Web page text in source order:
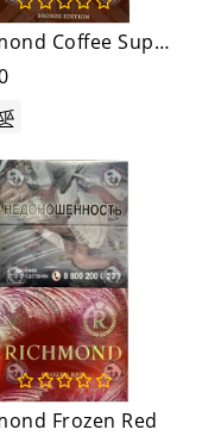
Richmond Coffee Superslim
Frozen Red